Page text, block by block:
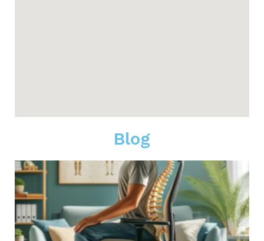
Blog